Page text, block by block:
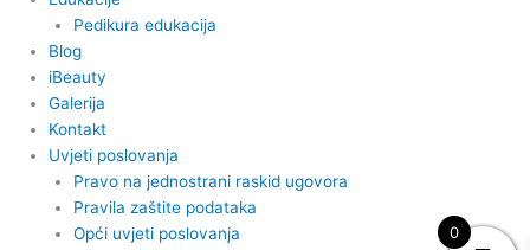
0
Pedikura edukacija
Blog
iBeauty
Galerija
Kontakt
Uvjeti poslovanja
Pravo na jednostrani raskid ugovora
Pravila zaštite podataka
Opći uvjeti poslovanja